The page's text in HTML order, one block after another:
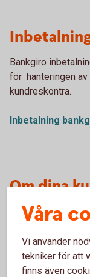
Bankgiro
för hanteringen av
kundreskontra.
Inbetalning
Om dina
Inkasso
Tjänsten
för ditt företag i
Våra
Vi använder
tekniker för att
finns även